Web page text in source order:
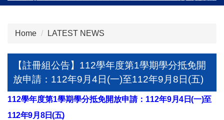
Home LATEST NEWS
【註冊組公告】112學年度第1學期學分抵免開
放申請：112年9月4日(一)至112年9月8日(五)
112學年度第1學期學分抵免開放申請：112年9月4日(一)至
112年9月8日(五)